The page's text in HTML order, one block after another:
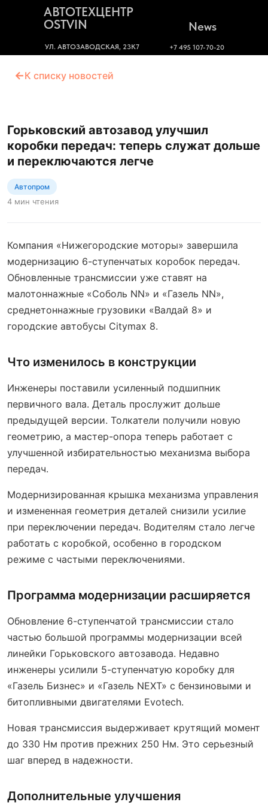
+7 495 107-70-20
УЛ. АВТОЗАВОДСКАЯ, 23К7
АВТОТЕХЦЕНТР
OSTVIN
News
←К списку новостей
Горьковский автозавод улучшил
коробки передач: теперь служат дольше
и переключаются легче
Автопром
4 мин чтения
Компания «Нижегородские моторы» завершила
модернизацию 6-ступенчатых коробок передач.
Обновленные трансмиссии уже ставят на
малотоннажные «Соболь NN» и «Газель NN»,
среднетоннажные грузовики «Валдай 8» и
городские автобусы Citymax 8.
Что изменилось в конструкции
Инженеры поставили усиленный подшипник
первичного вала. Деталь прослужит дольше
предыдущей версии. Толкатели получили новую
геометрию, а мастер-опора теперь работает с
улучшенной избирательностью механизма выбора
передач.
Модернизированная крышка механизма управления
и измененная геометрия деталей снизили усилие
при переключении передач. Водителям стало легче
работать с коробкой, особенно в городском
режиме с частыми переключениями.
Программа модернизации расширяется
Обновление 6-ступенчатой трансмиссии стало
частью большой программы модернизации всей
линейки Горьковского автозавода. Недавно
инженеры усилили 5-ступенчатую коробку для
«Газель Бизнес» и «Газель NEXT» с бензиновыми и
битопливными двигателями Evotech.
Новая трансмиссия выдерживает крутящий момент
до 330 Нм против прежних 250 Нм. Это серьезный
шаг вперед в надежности.
Дополнительные улучшения